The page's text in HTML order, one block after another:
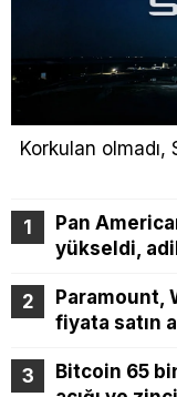
Korkulan
Pan
yükseldi,
Paramount,
fiyata satın
Bitcoin 65